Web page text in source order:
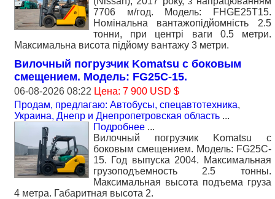
7706 м/год. Модель: FHGE25T15.
Номiнальна вантажопідйомність 2.5
тонни, при центрі ваги 0.5 метри.
Максимальна висота підйому вантажу 3 метри.
Вилочный погрузчик Komatsu с боковым
смещением. Модель: FG25C-15.
06-08-2026 08:22 Цена: 7 900 USD $
Продам, предлагаю: Автобусы, спецавтотехника,
Украина, Днепр и Днепропетровская область ...
Подробнее ...
Вилочный погрузчик Komatsu с
боковым смещением. Модель: FG25C-
15. Год выпуска 2004. Максимальная
грузоподъемность 2.5 тонны.
Максимальная высота подъема груза
4 метра. Габаритная высота 2.